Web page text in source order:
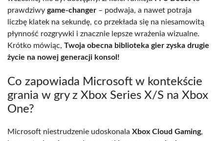
prawdziwy game-changer – podwaja, a nawet potraja
liczbę klatek na sekundę, co przekłada się na niesamowitą
płynność rozgrywki i znacznie lepsze wrażenia wizualne.
Krótko mówiąc, Twoja obecna biblioteka gier zyska drugie
życie na nowej generacji konsol!
Co zapowiada Microsoft w kontekście
grania w gry z Xbox Series X/S na Xbox
One?
Microsoft niestrudzenie udoskonala Xbox Cloud Gaming,